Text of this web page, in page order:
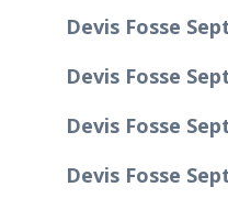
Devis Fosse
Devis Fosse
Devis Fosse
Devis Fosse